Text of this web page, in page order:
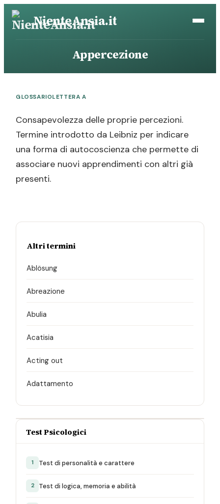
Vai
NienteAnsia.it
Appercezione
GLOSSARIOLETTERA A
Consapevolezza delle proprie percezioni.
Termine introdotto da Leibniz per indicare
una forma di autocoscienza che permette di
associare nuovi apprendimenti con altri già
presenti.
Altri termini
Ablösung
Abreazione
Abulia
Acatisia
Acting out
Adattamento
Test Psicologici
1 Test di personalità e carattere
2 Test di logica, memoria e abilità